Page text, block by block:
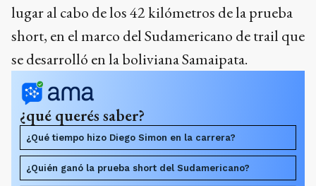
lugar al cabo de los 42 kilómetros de la prueba
short, en el marco del Sudamericano de trail que
se desarrolló en la boliviana Samaipata.
¿qué querés saber?
¿Qué tiempo hizo Diego Simon en la carrera?
¿Quién ganó la prueba short del Sudamericano?